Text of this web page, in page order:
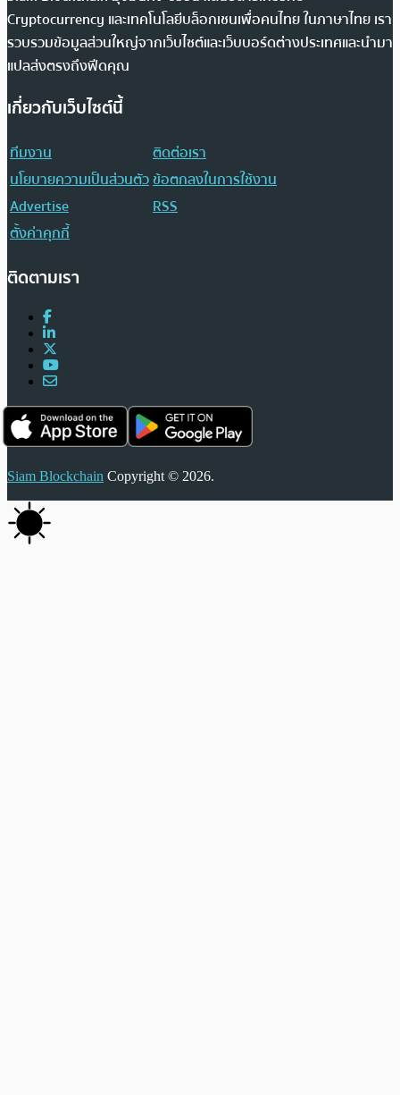
Cryptocurrency และเทคโนโลยีบล็อกเชนเพื่อคนไทย ในภาษาไทย เรา
รวบรวมข้อมูลส่วนใหญ่จากเว็บไซต์และเว็บบอร์ดต่างประเทศและนำมา
แปลส่งตรงถึงฟีดคุณ
เกี่ยวกับเว็บไซต์นี้
ทีมงาน
ติดต่อเรา
นโยบายความเป็นส่วนตัวข้อตกลงในการใช้งาน
Advertise
RSS
ตั้งค่าคุกกี้
ติดตามเรา
Siam Blockchain Copyright © 2026.